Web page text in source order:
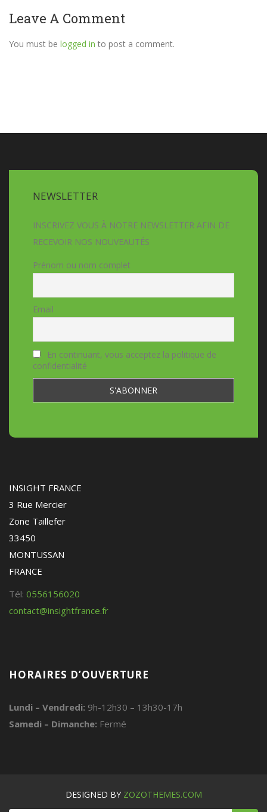
Leave A Comment
You must be logged in to post a comment.
NEWSLETTER
INSCRIVEZ VOUS À NOTRE NEWSLETTER AFIN DE
RECEVOIR NOS NOUVEAUTÉS
Prénom ou nom complet
Email
En continuant, vous acceptez la politique de
confidentialité
INSIGHT FRANCE
3 Rue Mercier
Zone Taillefer
33450
MONTUSSAN
FRANCE
Tél: 0556156020
contact@insightfrance.fr
HORAIRES D’OUVERTURE
Lundi – Vendredi: 9h-12h30 – 13h30-17h
Samedi – Dimanche: Fermé
DESIGNED BY ZOZOTHEMES.COM